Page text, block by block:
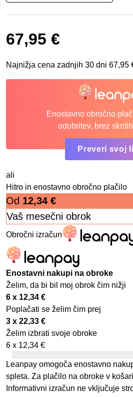
67,95 €
Najnižja cena zadnjih 30 dni 67,95
Enostavno obročno
odobritev, brez
Preveri svoj
ali
Hitro in enostavno obročno plačilo
Od 12,34 €
Vaš mesečni obrok
Obročni izračun
Enostavni nakupi na obroke
Želim, da bi bil moj obrok čim nižji
6 x 12,34 €
Poplačati se želim čim prej
3 x 22,33 €
Želim izbrati svoje obroke
6 x 12,34 €
Leanpay omogoča enostavno
spleta. Za plačilo na obroke v
Informativni izračun ne vključuje